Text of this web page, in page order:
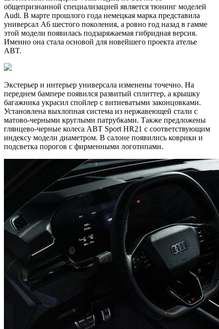
общепризнанной специализацией является тюнинг моделей
Audi. В марте прошлого года немецкая марка представила
универсал A6 шестого поколения, а ровно год назад в гамме
этой модели появилась подзаряжаемая гибридная версия.
Именно она стала основой для новейшего проекта ателье
ABT.
Экстерьер и интерьер универсала изменены точечно. На
переднем бампере появился развитый сплиттер, а крышку
багажника украсил спойлер с витиеватыми законцовками.
Установлена выхлопная система из нержавеющей стали с
матово-черными круглыми патрубками. Также предложены
глянцево-черные колеса ABT Sport HR21 с соответствующим
индексу модели диаметром. В салоне появились коврики и
подсветка порогов с фирменными логотипами.